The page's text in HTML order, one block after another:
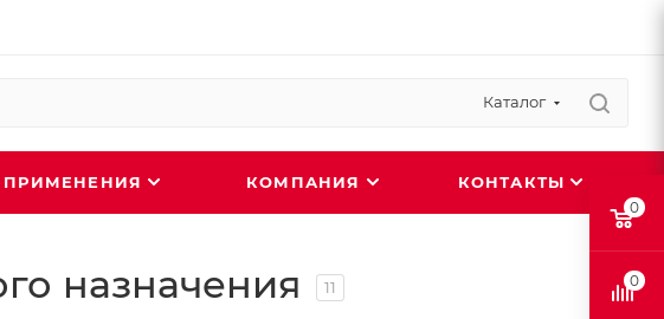
Каталог
ПРИМЕНЕНИЯ КОМПАНИЯ КОНТАКТЫ
назначения 11
0
0